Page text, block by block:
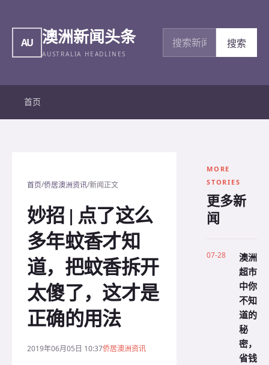
AU 澳洲新闻头条
AUSTRALIA HEADLINES
搜索新闻
搜索
首页
首页/侨居澳洲资讯/新闻正文
妙招 | 点了这么
多年蚊香才知
道，把蚊香拆开
太傻了，这才是
正确的用法
2019年06月05日 10:37侨居澳洲资讯
MORE
STORIES
更多新
闻
07-28
澳洲
超市
中你
不知
道的
秘
密，
省钱